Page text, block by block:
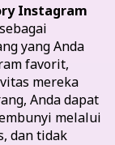
Instagram
yang Anda
favorit,
mereka
Anda dapat
melalui
dan tidak